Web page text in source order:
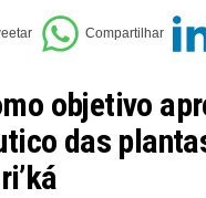
objetivo
das